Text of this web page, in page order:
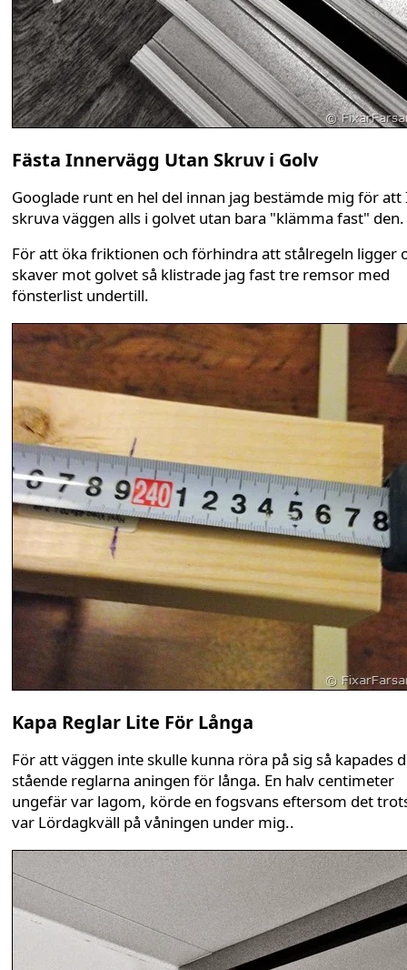
Fästa Innervägg Utan Skruv i Golv
Googlade runt en hel del innan jag bestämde mig för att
skruva väggen alls i golvet utan bara "klämma fast" den.
För att öka friktionen och förhindra att stålregeln ligger
skaver mot golvet så klistrade jag fast tre remsor med
fönsterlist undertill.
Kapa Reglar Lite För Långa
För att väggen inte skulle kunna röra på sig så kapades
stående reglarna aningen för långa. En halv centimeter
ungefär var lagom, körde en fogsvans eftersom det
var Lördagkväll på våningen under mig..